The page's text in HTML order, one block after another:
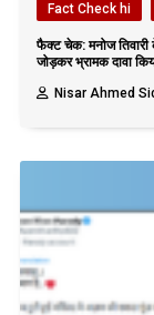
Fact Check hi
फैक्ट चेक: मनोज तिवारी
जोड़कर भ्रामक दावा
Nisar Ahmed